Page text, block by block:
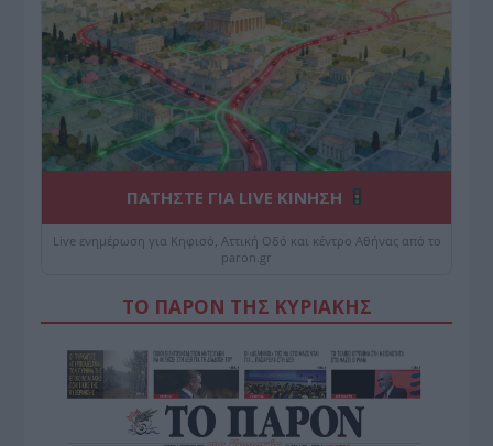
ΠΑΤΗΣΤΕ ΓΙΑ LIVE ΚΙΝΗΣΗ
Live ενημέρωση για Κηφισό, Αττική Οδό και κέντρο Αθήνας από το
paron.gr
ΤΟ ΠΑΡΟΝ ΤΗΣ ΚΥΡΙΑΚΗΣ